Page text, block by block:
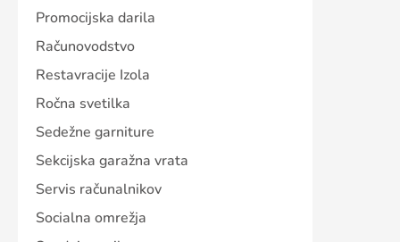
Promocijska darila
Računovodstvo
Restavracije Izola
Ročna svetilka
Sedežne garniture
Sekcijska garažna vrata
Servis računalnikov
Socialna omrežja